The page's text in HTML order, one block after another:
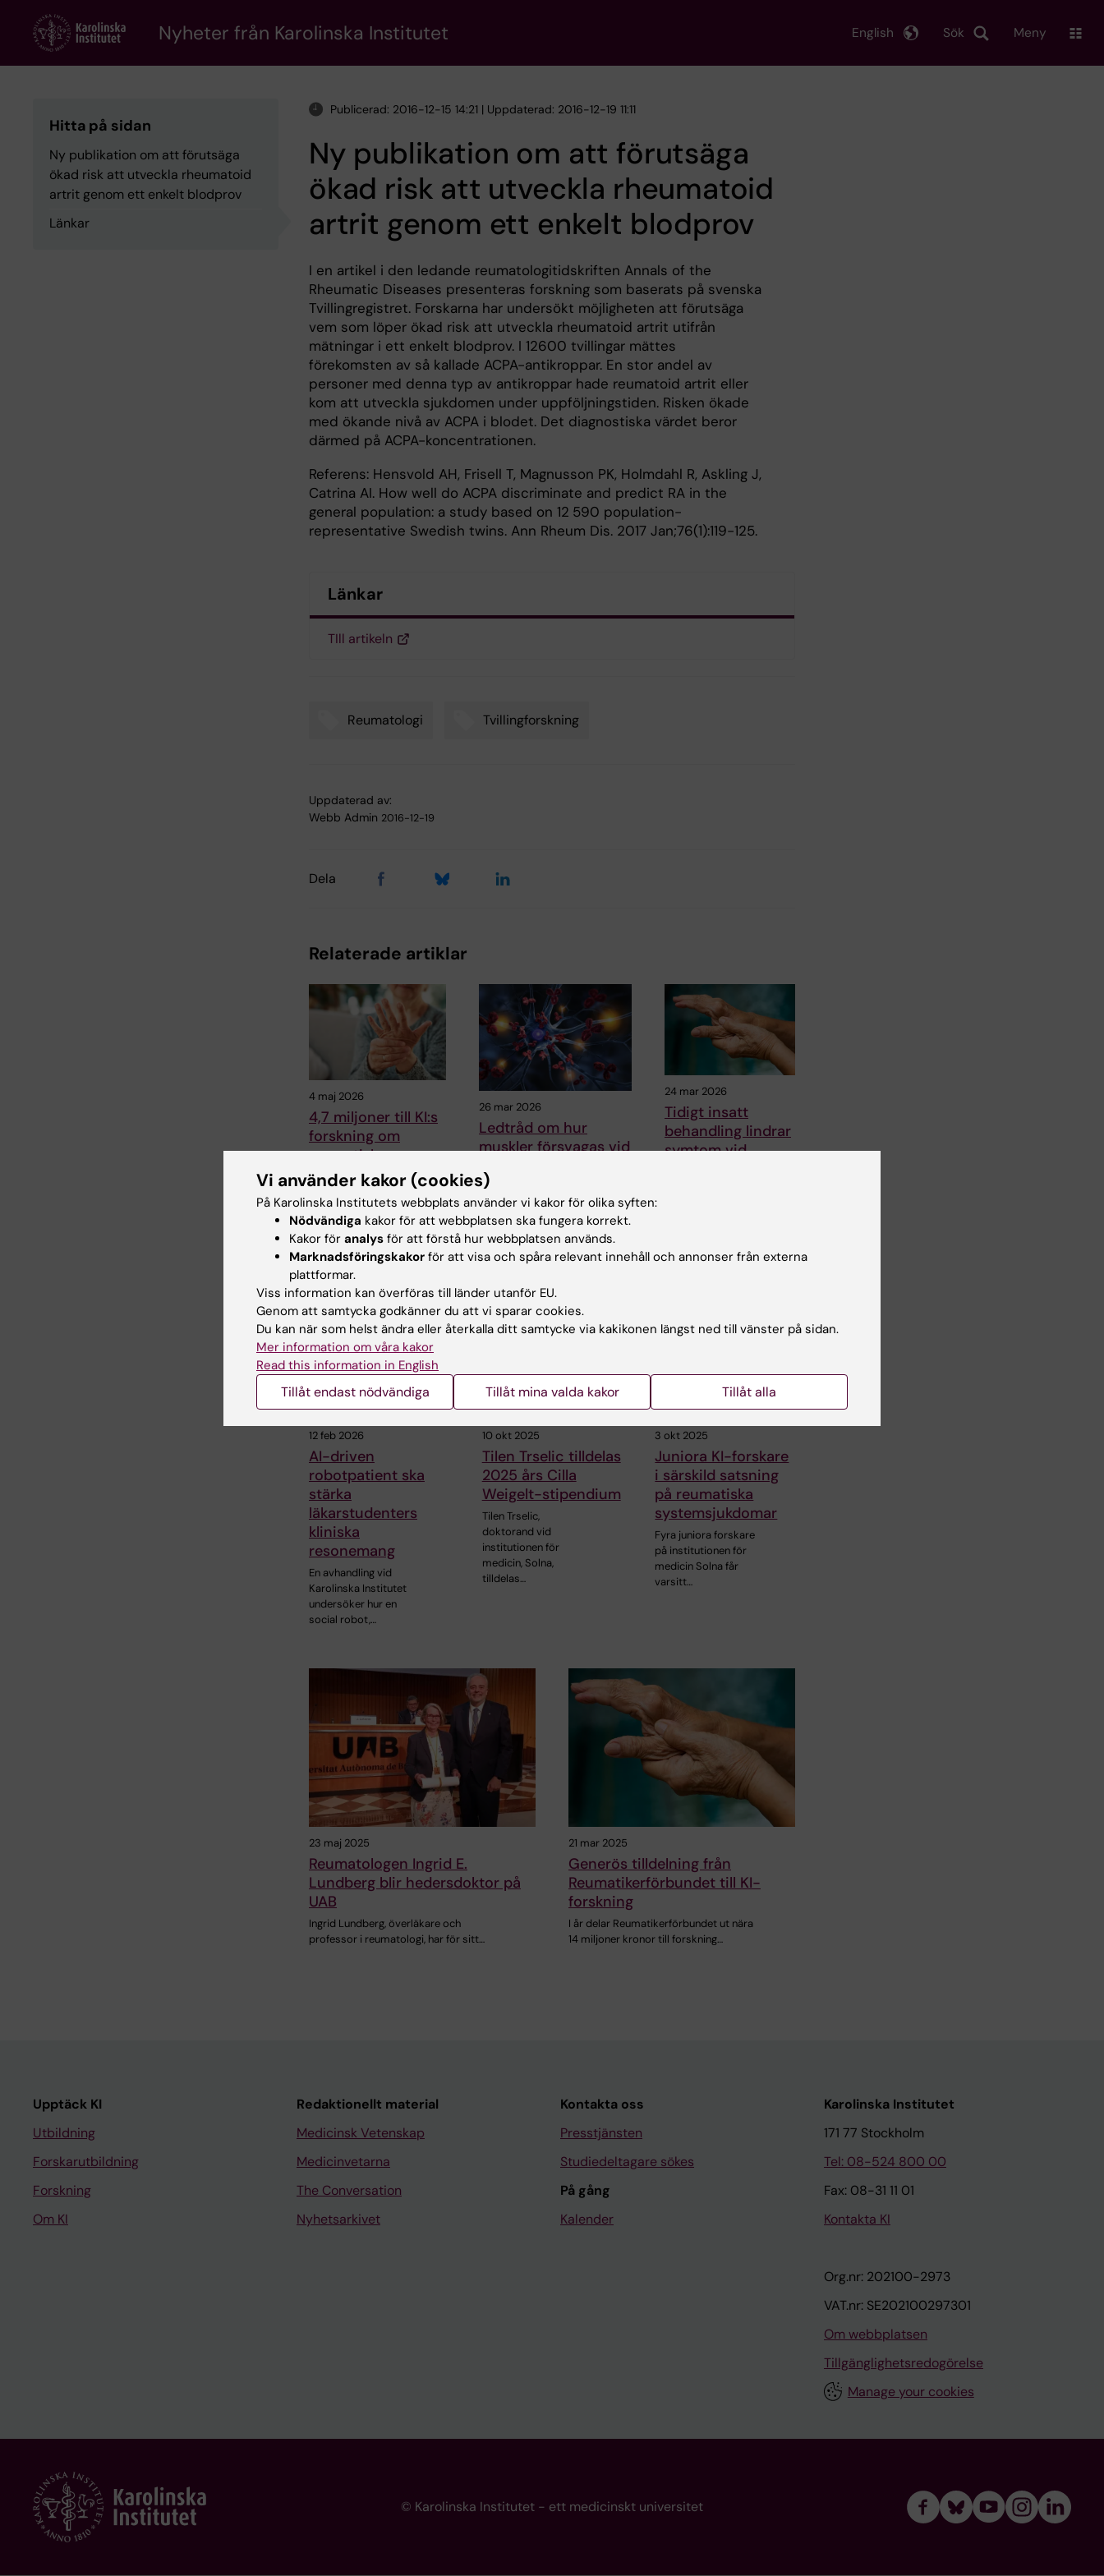
content
Nyheter från Karolinska Institutet Sök
English Meny
Hitta på sidan
Ny publikation om att förutsäga
ökad risk att utveckla rheumatoid
artrit genom ett enkelt blodprov
Länkar
Publicerad: 2016-12-15 14:21 | Uppdaterad: 2016-12-19 11:11
Ny publikation om att förutsäga
ökad risk att utveckla rheumatoid
artrit genom ett enkelt blodprov
I en artikel i den ledande reumatologitidskriften Annals of the
Rheumatic Diseases presenteras forskning som baserats på svenska
Tvillingregistret. Forskarna har undersökt möjligheten att förutsäga
vem som löper ökad risk att utveckla rheumatoid artrit utifrån
mätningar i ett enkelt blodprov. I 12600 tvillingar mättes
förekomsten av så kallade ACPA-antikroppar. En stor andel av
personer med denna typ av antikroppar hade reumatoid artrit eller
kom att utveckla sjukdomen under uppföljningstiden. Risken ökade
med ökande nivå av ACPA i blodet. Det diagnostiska värdet beror
därmed på ACPA-koncentrationen.
Referens: Hensvold AH, Frisell T, Magnusson PK, Holmdahl R, Askling J,
Catrina AI. How well do ACPA discriminate and predict RA in the
general population: a study based on 12 590 population-
representative Swedish twins. Ann Rheum Dis. 2017 Jan;76(1):119-125.
Länkar
TIll artikeln
Reumatologi Tvillingforskning
Uppdaterad av:
Webb Admin 2016-12-19
Dela
Relaterade artiklar
4 maj 2026
4,7 miljoner till KI:s
forskning om
reumatiska
sjukdomar
Reumatikerförbundet
delar i år ut nära 14
miljoner kronor till
forskning…
26 mar 2026
Ledtråd om hur
muskler försvagas vid
öppnar för ny
läkemedelsbehandling
Faktorer i blodet hos
patienter med
dermatomyosit kan
24 mar 2026
Tidigt insatt
behandling lindrar
symtom vid
i…
12 feb 2026
AI-driven
robotpatient ska
stärka
läkarstudenters
kliniska
resonemang
En avhandling vid
Karolinska Institutet
undersöker hur en
social robot,…
10 okt 2025
Tilen Trselic tilldelas
2025 års Cilla
Weigelt-stipendium
Tilen Trselic,
doktorand vid
institutionen för
medicin, Solna,
tilldelas…
3 okt 2025
Juniora KI-forskare
i särskild satsning
på reumatiska
systemsjukdomar
Fyra juniora forskare
på institutionen för
medicin Solna får
varsitt…
23 maj 2025
Reumatologen Ingrid E.
Lundberg blir hedersdoktor på
UAB
Ingrid Lundberg, överläkare och
professor i reumatologi, har för sitt…
21 mar 2025
Generös tilldelning från
Reumatikerförbundet till KI-
forskning
I år delar Reumatikerförbundet ut nära
14 miljoner kronor till forskning…
Upptäck KI
Utbildning
Forskarutbildning
Forskning
Om KI
Redaktionellt material
Medicinsk Vetenskap
Medicinvetarna
The Conversation
Nyhetsarkivet
Kontakta oss
Presstjänsten
Studiedeltagare sökes
På gång
Kalender
Karolinska Institutet
171 77 Stockholm
Tel: 08-524 800 00
Fax: 08-31 11 01
Kontakta KI
Org.nr: 202100-2973
VAT.nr: SE202100297301
Om webbplatsen
Tillgänglighetsredogörelse
Manage your cookies
© Karolinska Institutet - ett medicinskt universitet
Vi använder kakor (cookies)
På Karolinska Institutets webbplats använder vi kakor för olika syften:
Nödvändiga kakor för att webbplatsen ska fungera korrekt.
Kakor för analys för att förstå hur webbplatsen används.
Marknadsföringskakor för att visa och spåra relevant innehåll och annonser från externa
plattformar.
Viss information kan överföras till länder utanför EU.
Genom att samtycka godkänner du att vi sparar cookies.
Du kan när som helst ändra eller återkalla ditt samtycke via kakikonen längst ned till vänster på sidan.
Mer information om våra kakor
Read this information in English
Tillåt endast nödvändiga Tillåt mina valda kakor Tillåt alla